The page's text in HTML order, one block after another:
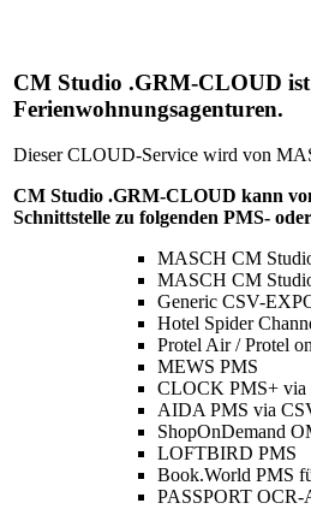
CM Studio .GRM-CLOUD ist
Ferienwohnungsagenturen.
Dieser CLOUD-Service wird von
CM Studio .GRM-CLOUD kann
Schnittstelle zu folgenden PMS-
MASCH CM
MASCH CM
Generic CSV-
Hotel Spider
Protel Air / Protel
MEWS PMS
CLOCK PMS+
AIDA PMS via
ShopOnDemand
LOFTBIRD PMS
Book.World PMS
PASSPORT OCR-